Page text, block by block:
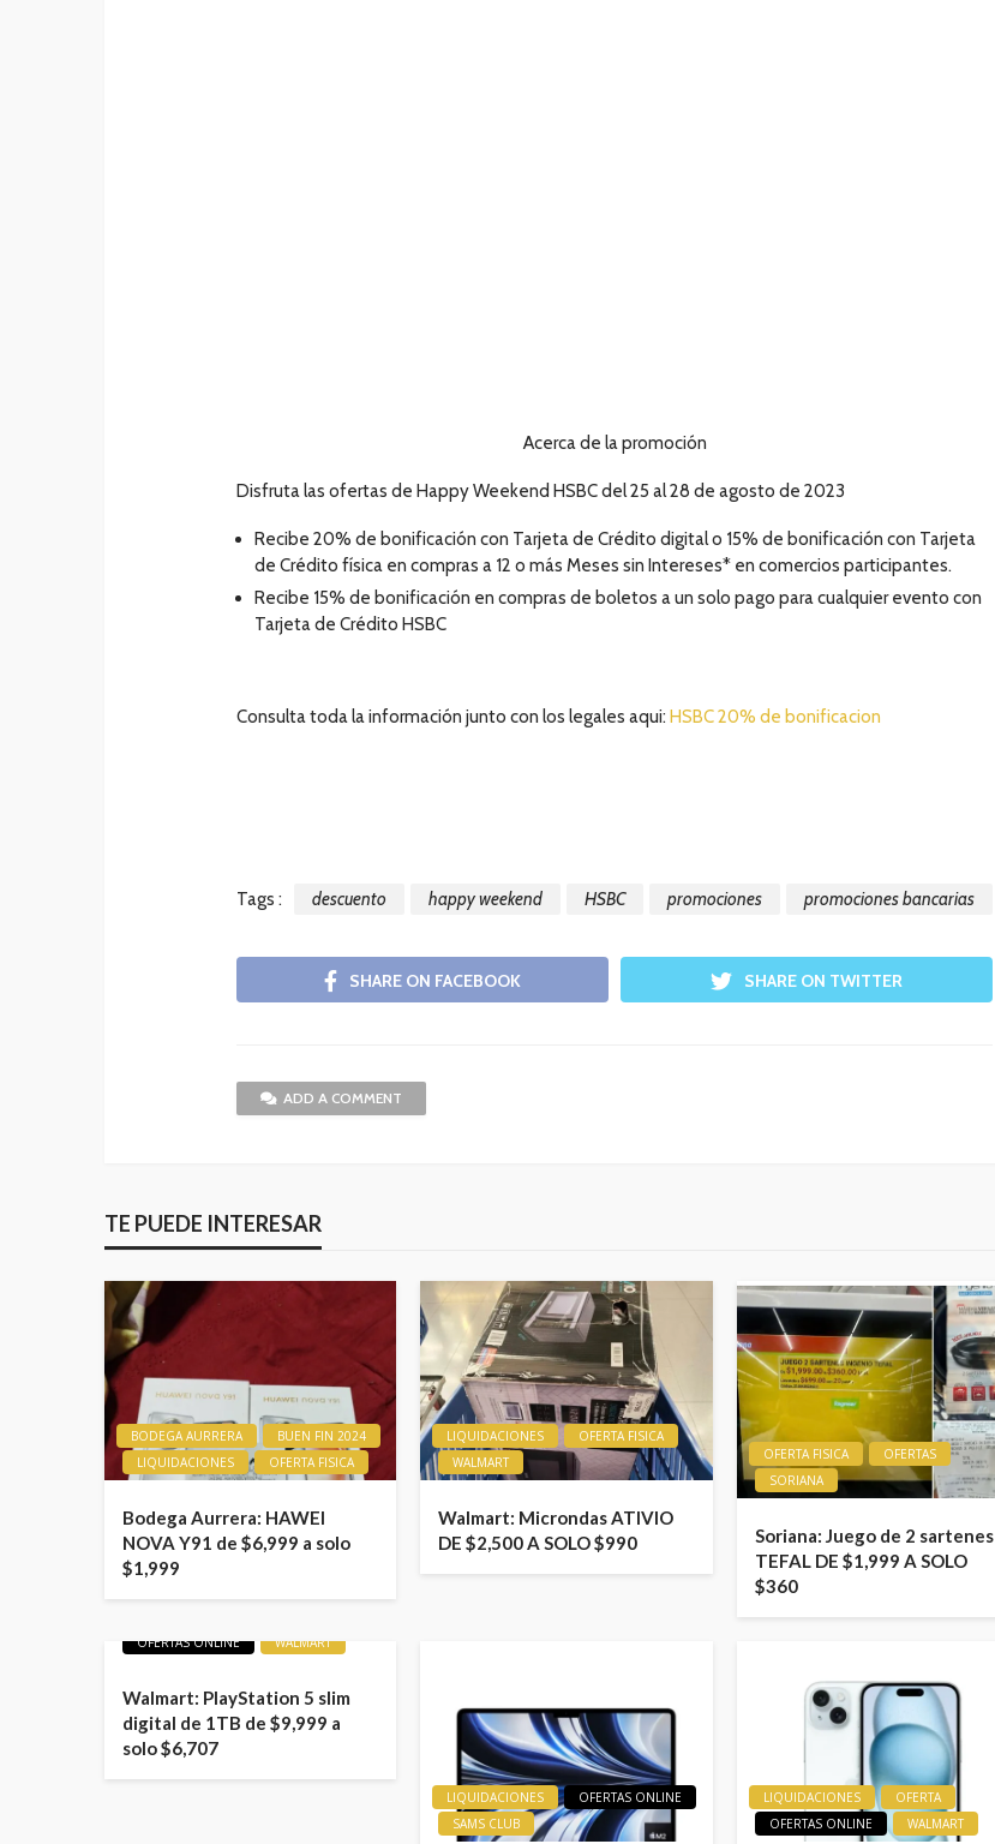
Acerca de la promoción
Disfruta las ofertas de Happy Weekend HSBC del 25 al 28 de agosto de 2023
Recibe 20% de bonificación con Tarjeta de Crédito digital o 15% de bonificación con Tarjeta
de Crédito física en compras a 12 o más Meses sin Intereses* en comercios participantes.
Recibe 15% de bonificación en compras de boletos a un solo pago para cualquier evento con
Tarjeta de Crédito HSBC
Consulta toda la información junto con los legales aqui: HSBC 20% de bonificacion
Tags : descuento happy weekend HSBC promociones promociones bancarias
SHARE ON FACEBOOK SHARE ON TWITTER
ADD A COMMENT
TE PUEDE INTERESAR
BODEGA AURRERA
BUEN FIN 2024
LIQUIDACIONES
OFERTA FISICA
Bodega Aurrera: HAWEI
NOVA Y91 de $6,999 a solo
$1,999
LIQUIDACIONES
OFERTA FISICA
WALMART
Walmart: Microndas ATIVIO
DE $2,500 A SOLO $990
OFERTA FISICA
OFERTAS
SORIANA
Soriana: Juego de 2 sartenes
TEFAL DE $1,999 A SOLO
$360
OFERTAS ONLINE
WALMART
Walmart: PlayStation 5 slim
digital de 1TB de $9,999 a
solo $6,707
LIQUIDACIONES
OFERTAS ONLINE
SAMS CLUB
LIQUIDACIONES
OFERTA
OFERTAS ONLINE
WALMART